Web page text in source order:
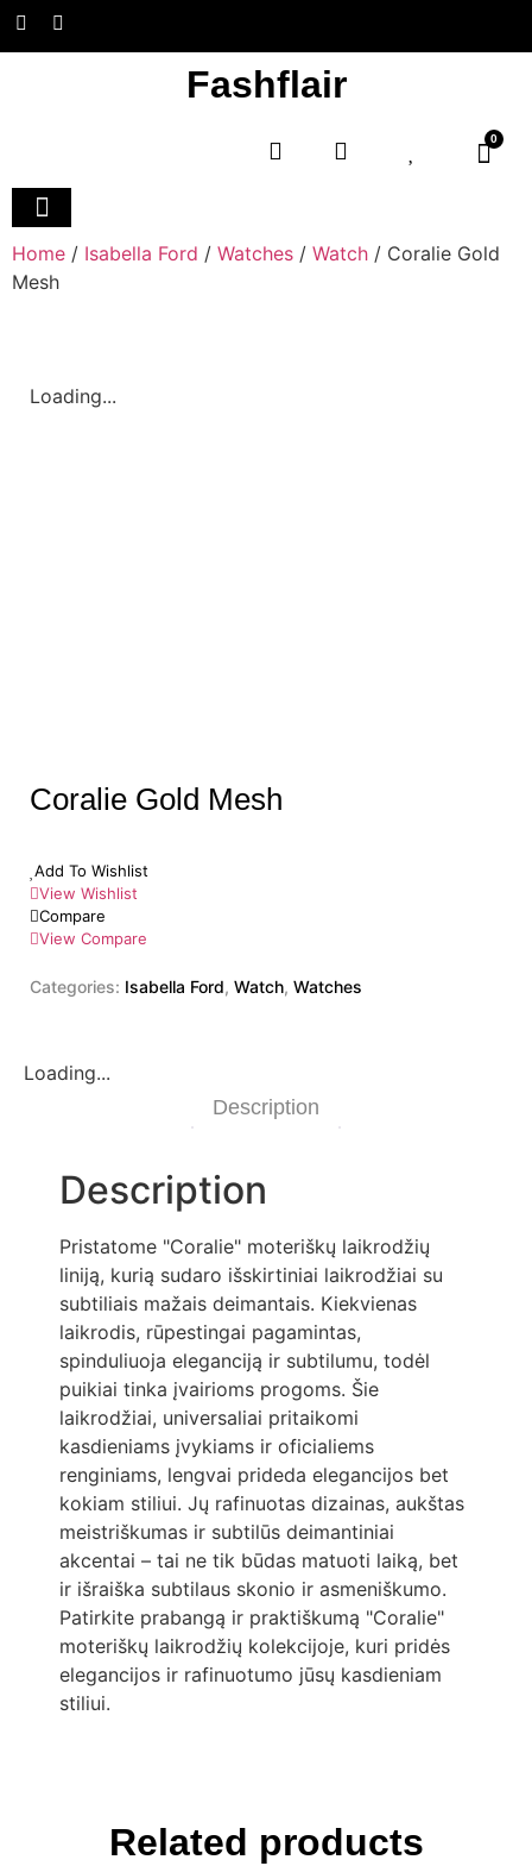
Fashflair
0
Home / Isabella Ford / Watches / Watch / Coralie Gold
Mesh
Loading...
Coralie Gold Mesh
Add To Wishlist
View Wishlist
Compare
View Compare
Categories: Isabella Ford, Watch, Watches
Loading...
Description
Description
Pristatome "Coralie" moteriškų laikrodžių
liniją, kurią sudaro išskirtiniai laikrodžiai su
subtiliais mažais deimantais. Kiekvienas
laikrodis, rūpestingai pagamintas,
spinduliuoja eleganciją ir subtilumu, todėl
puikiai tinka įvairioms progoms. Šie
laikrodžiai, universaliai pritaikomi
kasdieniams įvykiams ir oficialiems
renginiams, lengvai prideda elegancijos bet
kokiam stiliui. Jų rafinuotas dizainas, aukštas
meistriškumas ir subtilūs deimantiniai
akcentai – tai ne tik būdas matuoti laiką, bet
ir išraiška subtilaus skonio ir asmeniškumo.
Patirkite prabangą ir praktiškumą "Coralie"
moteriškų laikrodžių kolekcijoje, kuri pridės
elegancijos ir rafinuotumo jūsų kasdieniam
stiliui.
Related products